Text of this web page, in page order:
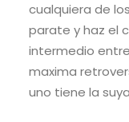
cualquiera de
parate y haz el
intermedio
maxima
uno tiene la